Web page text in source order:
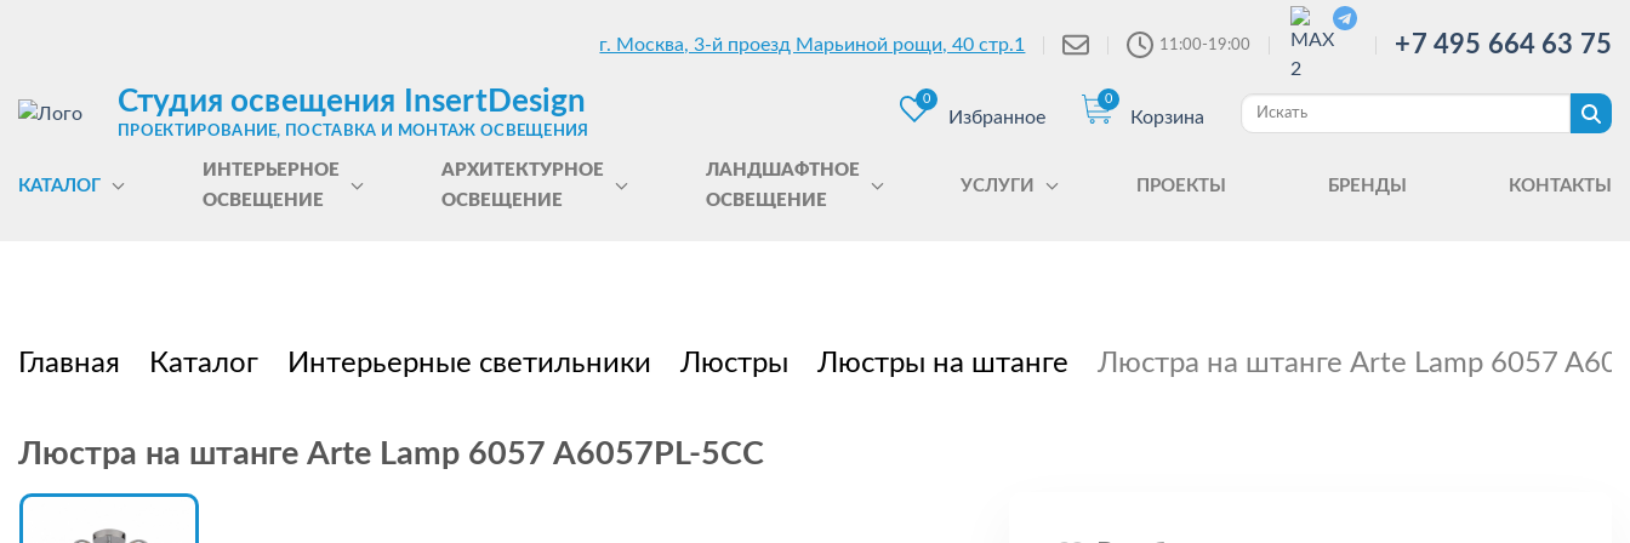
г. Москва, 3-й проезд Марьиной рощи, 40 стр.1 11:00-19:00 +7 495 664 63 75
Студия освещения InsertDesign
ПРОЕКТИРОВАНИЕ, ПОСТАВКА И МОНТАЖ ОСВЕЩЕНИЯ
0
Избранное
0
Корзина
КАТАЛОГ
ИНТЕРЬЕРНОЕ
ОСВЕЩЕНИЕ
АРХИТЕКТУРНОЕ
ОСВЕЩЕНИЕ
ЛАНДШАФТНОЕ
ОСВЕЩЕНИЕ
УСЛУГИ ПРОЕКТЫ БРЕНДЫ КОНТАКТЫ
Главная Каталог Интерьерные светильники Люстры Люстры на штанге Люстра на штанге Arte Lamp 6057
Люстра на штанге Arte Lamp 6057 A6057PL-5CC